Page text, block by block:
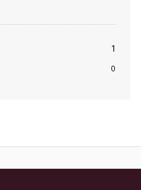
1
0